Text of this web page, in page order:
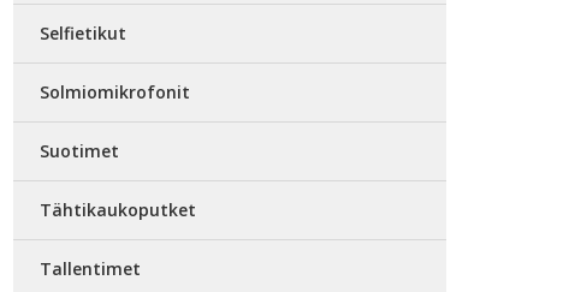
Selfietikut
Solmiomikrofonit
Suotimet
Tähtikaukoputket
Tallentimet